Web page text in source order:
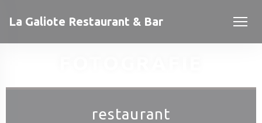
La Galiote Restaurant & Bar
restaurant